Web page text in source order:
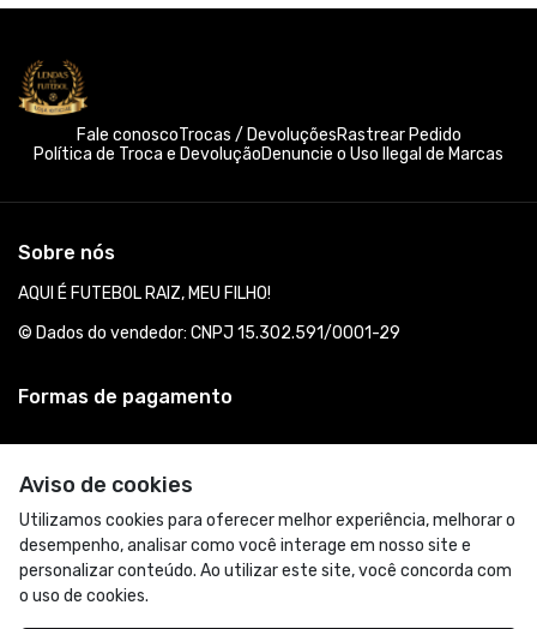
Aviso de cookies
Utilizamos cookies para oferecer melhor experiência, melhorar o
desempenho, analisar como você interage em nosso site e
personalizar conteúdo. Ao utilizar este site, você concorda com
o uso de cookies.
Fale conoscoTrocas / DevoluçõesRastrear Pedido
Política de Troca e DevoluçãoDenuncie o Uso Ilegal de Marcas
Sobre nós
AQUI É FUTEBOL RAIZ, MEU FILHO!
© Dados do vendedor: CNPJ 15.302.591/0001-29
Formas de pagamento